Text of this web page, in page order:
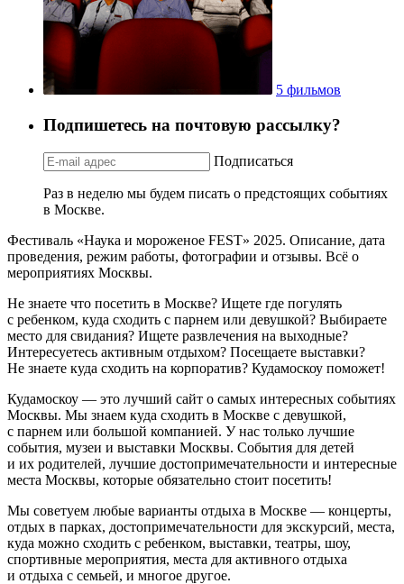
5 фильмов
Подпишетесь на почтовую рассылку?
Подписаться
Раз в неделю мы будем писать о предстоящих событиях
в Москве.
Фестиваль «Наука и мороженое FEST» 2025. Описание, дата
проведения, режим работы, фотографии и отзывы. Всё о
мероприятиях Москвы.
Не знаете что посетить в Москве? Ищете где погулять
с ребенком, куда сходить с парнем или девушкой? Выбираете
место для свидания? Ищете развлечения на выходные?
Интересуетесь активным отдыхом? Посещаете выставки?
Не знаете куда сходить на корпоратив? Кудамоскоу поможет!
Кудамоскоу — это лучший сайт о самых интересных событиях
Москвы. Мы знаем куда сходить в Москве с девушкой,
с парнем или большой компанией. У нас только лучшие
события, музеи и выставки Москвы. События для детей
и их родителей, лучшие достопримечательности и интересные
места Москвы, которые обязательно стоит посетить!
Мы советуем любые варианты отдыха в Москве — концерты,
отдых в парках, достопримечательности для экскурсий, места,
куда можно сходить с ребенком, выставки, театры, шоу,
спортивные мероприятия, места для активного отдыха
и отдыха с семьей, и многое другое.